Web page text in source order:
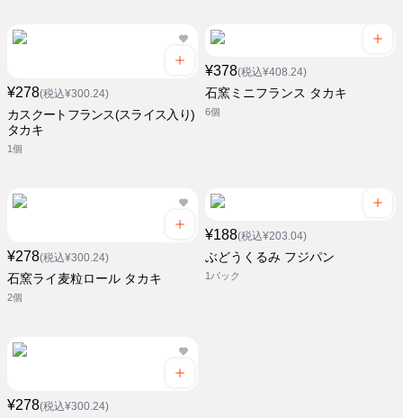
¥278(税込¥300.24)
カスクートフランス(スライス入り)
タカキ
1個
¥378(税込¥408.24)
石窯ミニフランス タカキ
6個
¥278(税込¥300.24)
石窯ライ麦粒ロール タカキ
2個
¥188(税込¥203.04)
ぶどうくるみ フジパン
1パック
¥278(税込¥300.24)